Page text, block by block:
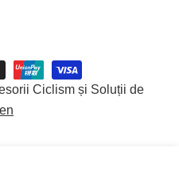
Ciclism și Soluții de